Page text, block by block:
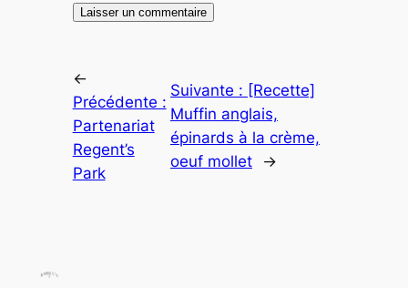
←
Précédente :
Partenariat
Regent’s
Park
Suivante : [Recette]
Muffin anglais,
épinards à la crème,
oeuf mollet
→